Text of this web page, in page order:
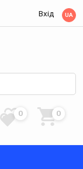
Вхід UA
0 0